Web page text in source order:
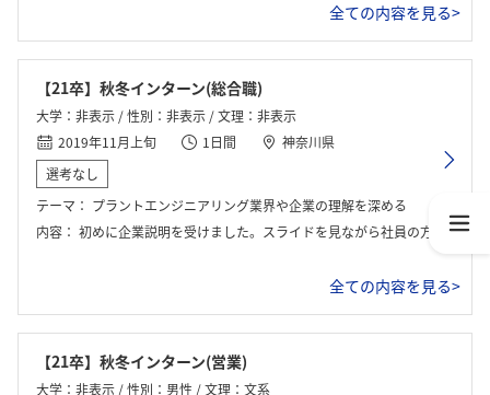
全ての内容を見る>
【21卒】秋冬インターン(総合職)
大学：非表示 / 性別：非表示 / 文理：非表示
2019年11月上旬
1日間
神奈川県
選考なし
テーマ： プラントエンジニアリング業界や企業の理解を深める
内容： 初めに企業説明を受けました。スライドを見ながら社員の方が業界や企業の強みなどについて教えてくれました。そのあとの座談会では気になることを気兼ねなく聞けました
全ての内容を見る>
【21卒】秋冬インターン(営業)
大学：非表示 / 性別：男性 / 文理：文系